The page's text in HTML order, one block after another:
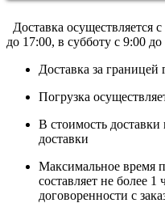
Доставка осуществляется
до 17:00, в субботу с 9:00
Доставка за границей
Погрузка
В стоимость
доставки
Максимальное время
составляет не более
договоренности с